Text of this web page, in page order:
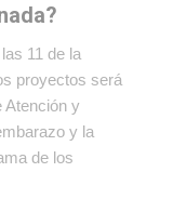
11 de la
proyectos será
Atención y
y la
de los